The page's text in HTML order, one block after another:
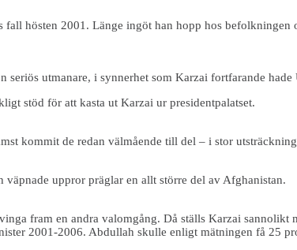
hösten 2001. Länge ingöt han hopp hos
utmanare, i synnerhet som Karzai fortfarande hade
stöd för att kasta ut Karzai ur presidentpalatset.
kommit de redan välmående till del – i stor
uppror präglar en allt större del av Afghanistan.
fram en andra valomgång. Då ställs Karzai sannolikt
2001-2006. Abdullah skulle enligt mätningen få 25